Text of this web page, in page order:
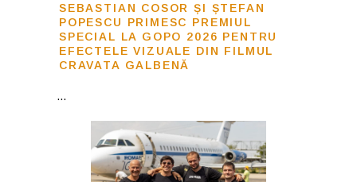
SEBASTIAN COSOR ȘI ȘTEFAN
POPESCU PRIMESC PREMIUL
SPECIAL LA GOPO 2026 PENTRU
EFECTELE VIZUALE DIN FILMUL
CRAVATA GALBENĂ